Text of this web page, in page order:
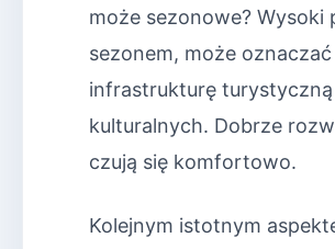
może sezonowe? Wysoki
sezonem, może
infrastrukturę
kulturalnych. Dobrze
czują się komfortowo.
Kolejnym istotnym